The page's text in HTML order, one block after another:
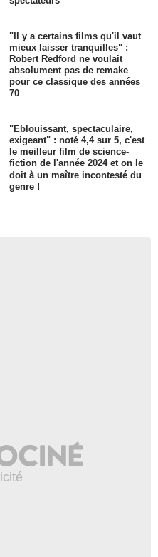
"Il y a certains films qu'il vaut
mieux laisser tranquilles" :
Robert Redford ne voulait
absolument pas de remake
pour ce classique des années
70
"Eblouissant, spectaculaire,
exigeant" : noté 4,4 sur 5, c'est
le meilleur film de science-
fiction de l'année 2024 et on le
doit à un maître incontesté du
genre !